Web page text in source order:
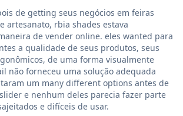
de getting seus negócios em feiras
artesanato, rbia shades estava
de vender online. eles wanted para
a qualidade de seus produtos, seus
de uma forma visualmente
não forneceu uma solução adequada
um many different options antes de
e nenhum deles parecia fazer parte
e difíceis de usar.